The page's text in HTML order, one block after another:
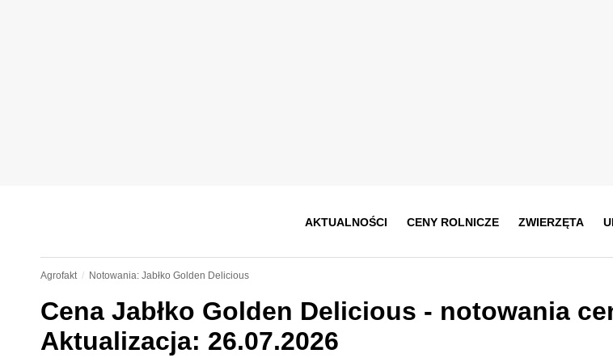
AKTUALNOŚCI CENY ROLNICZE ZWIERZĘTA
Agrofakt Notowania: Jabłko Golden Delicious
Cena Jabłko Golden Delicious - notowania
Aktualizacja: 26.07.2026